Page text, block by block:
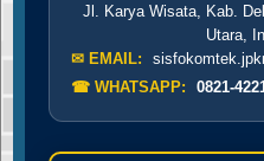
Jl. Karya Wisata, Kab.
Utara,
✉ EMAIL:
☎ WHATSAPP:
0821-